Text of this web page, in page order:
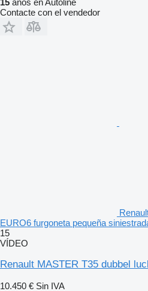
Contacte con el vendedor
EURO6 furgoneta pequeña
15
VÍDEO
Renault MASTER T35 dubbel
10.450 € Sin IVA